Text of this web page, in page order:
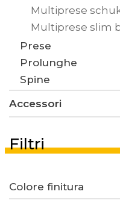
Multiprese
Multiprese slim
Prese
Prolunghe
Spine
Accessori
Filtri
Colore finitura